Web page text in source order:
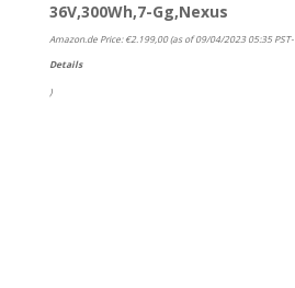
36V,300Wh,7-Gg,Nexus
Amazon.de Price:€2.199,00(as of 09/04/2023 05:35 PST-
Details
)